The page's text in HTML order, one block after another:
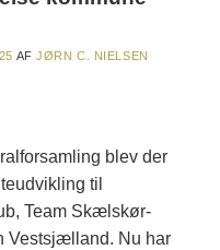
AFJØRN C. NIELSEN
blev der
til
Team Skælskør-
Vestsjælland. Nu har